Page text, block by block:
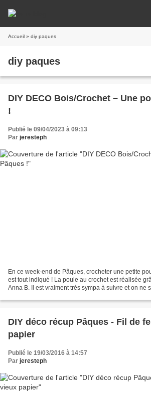
Accueil » diy paques
diy paques
DIY DECO Bois/Crochet – Une
!
Publié le 09/04/2023 à 09:13
Par jeresteph
En ce week-end de Pâques, crocheter une petite
est tout indiqué ! La poule au crochet est réalisée
Anna B. Il est vraiment très sympa à suivre et on ne
DIY déco récup Pâques - Fil de
papier
Publié le 19/03/2016 à 14:57
Par jeresteph